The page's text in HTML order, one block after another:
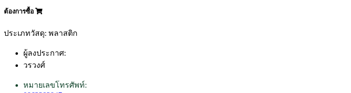
ต้องการซื้อ
ประเภทวัสดุ: พลาสติก
ผู้ลงประกาศ:
วรวงศ์
หมายเลขโทรศัพท์: